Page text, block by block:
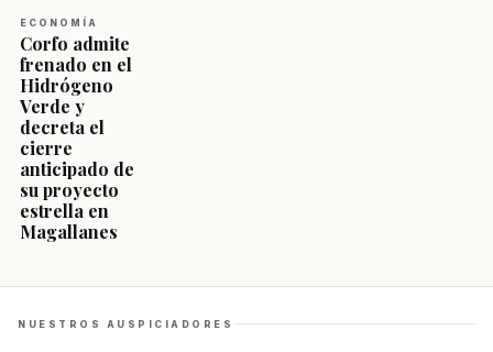
ECONOMÍA
Corfo admite
frenado en el
Hidrógeno
Verde y
decreta el
cierre
anticipado de
su proyecto
estrella en
Magallanes
NUESTROS AUSPICIADORES